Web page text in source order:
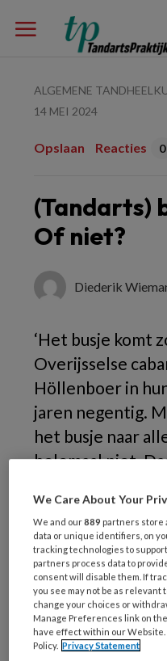
ALGEMENE
14 MEI 2024
Opslaan Reacties 0
(Tandarts)
Of niet?
Diederik
‘Het busje komt
Overijsselse
Höllenboer in
jaren negentig.
het busje naar
helemaal niet.
om de dentale
blijken deze
beschikbaar te
We Care About Your
We and our889 partners store
data or unique identifiers, on
tracking technologies to
partners process data to
consent will disable them. If
you see may not be as relevant
change your choices or
Manage Preferences link on
have effect within our
Policy. Privacy Statement